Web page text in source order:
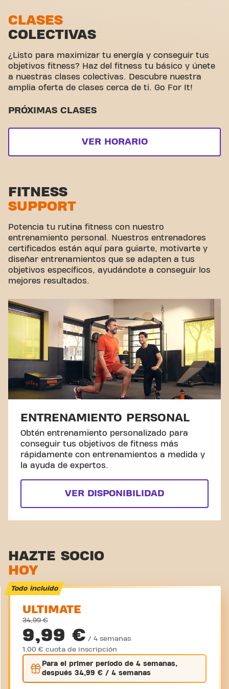
Zona de estiramiento
Ciclismo virtual
Hacer un tour
CLASES
COLECTIVAS
¿Listo para maximizar tu energía y conseguir tus
objetivos fitness? Haz del fitness tu básico y únete
a nuestras clases colectivas. Descubre nuestra
amplia oferta de clases cerca de ti. Go For It!
PRÓXIMAS CLASES
VER HORARIO
FITNESS
SUPPORT
Potencia tu rutina fitness con nuestro
entrenamiento personal. Nuestros entrenadores
certificados están aquí para guiarte, motivarte y
diseñar entrenamientos que se adapten a tus
objetivos específicos, ayudándote a conseguir los
mejores resultados.
ENTRENAMIENTO PERSONAL
Obtén entrenamiento personalizado para
conseguir tus objetivos de fitness más
rápidamente con entrenamientos a medida y
la ayuda de expertos.
VER DISPONIBILIDAD
HAZTE SOCIO
HOY
Todo incluido
ULTIMATE
34,99 €
9,99 € / 4 semanas
1,00 € cuota de inscripción
Para el primerperíodo de 4 semanas,
después 34,99 € / 4 semanas